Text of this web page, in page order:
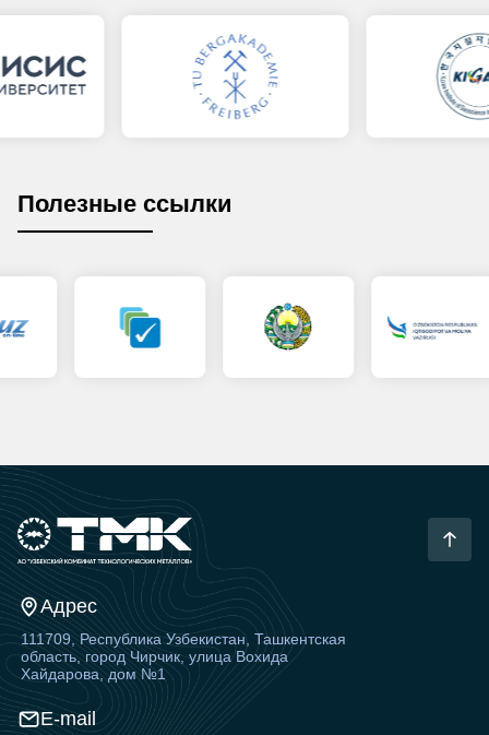
Полезные ссылки
Адрес
111709, Республика Узбекистан, Ташкентская
область, город Чирчик, улица Вохида
Хайдарова, дом №1
E-mail